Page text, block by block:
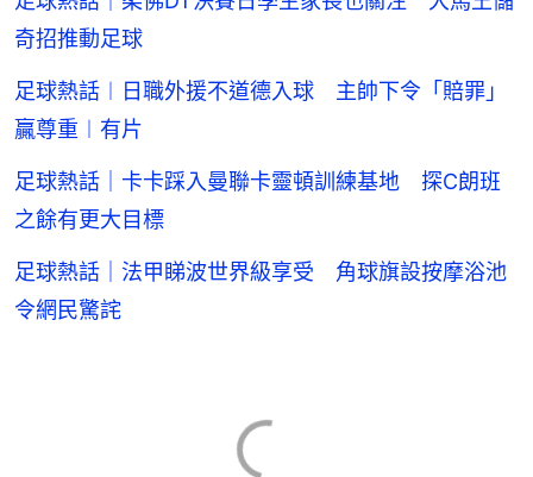
奇招推動足球
足球熱話︱日職外援不道德入球 主帥下令「賠罪」
贏尊重︱有片
足球熱話｜卡卡踩入曼聯卡靈頓訓練基地 探C朗班
之餘有更大目標
足球熱話｜法甲睇波世界級享受 角球旗設按摩浴池
令網民驚詫